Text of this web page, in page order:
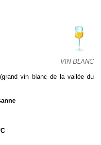
VIN BLANC
(grand vin blanc de la vallée du